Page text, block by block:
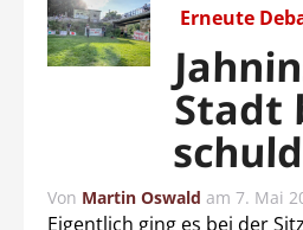
Erneute
Stadt
Von Martin Oswald am 7. Mai
Eigentlich ging es bei der